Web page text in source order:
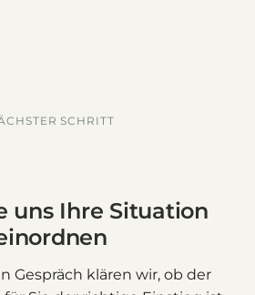
SCHRITT
uns Ihre Situation
Gespräch klären wir, ob der